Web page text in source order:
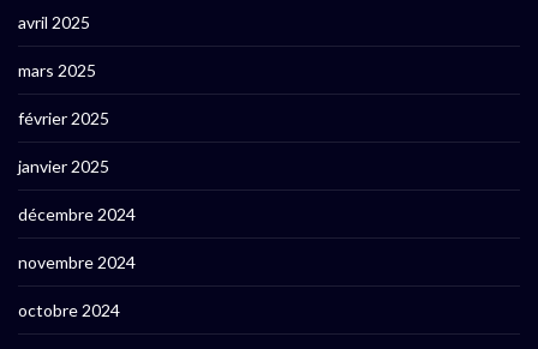
avril 2025
mars 2025
février 2025
janvier 2025
décembre 2024
novembre 2024
octobre 2024